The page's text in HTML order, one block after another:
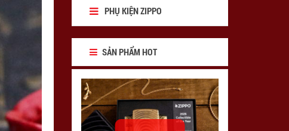
PHỤ KIỆN ZIPPO
SẢN PHẨM HOT